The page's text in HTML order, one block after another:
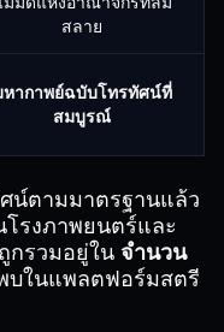
สลาย
หากาพย์ฉบับโทรทัศน์ที่
สมบูรณ์
น์ตามมาตรฐานแล้ว
รงภาพยนตร์และ
กรวมอยู่ใน จำนวน
บในแพลตฟอร์มสตรี